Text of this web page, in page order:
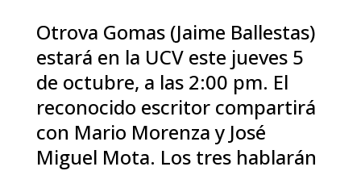
Otrova Gomas (Jaime Ballestas)
estará en la UCV este jueves 5
de octubre, a las 2:00 pm. El
reconocido escritor compartirá
con Mario Morenza y José
Miguel Mota. Los tres hablarán